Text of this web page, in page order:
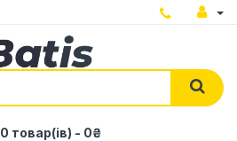
0 товар(ів) - 0₴